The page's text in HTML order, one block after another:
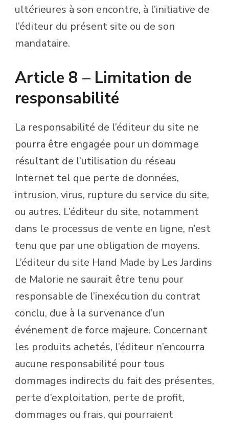
ultérieures à son encontre, à l’initiative de
l’éditeur du présent site ou de son
mandataire.
Article 8 – Limitation de
responsabilité
La responsabilité de l’éditeur du site ne
pourra être engagée pour un dommage
résultant de l’utilisation du réseau
Internet tel que perte de données,
intrusion, virus, rupture du service du site,
ou autres. L’éditeur du site, notamment
dans le processus de vente en ligne, n’est
tenu que par une obligation de moyens.
L’éditeur du site Hand Made by Les Jardins
de Malorie ne saurait être tenu pour
responsable de l’inexécution du contrat
conclu, due à la survenance d’un
événement de force majeure. Concernant
les produits achetés, l’éditeur n’encourra
aucune responsabilité pour tous
dommages indirects du fait des présentes,
perte d’exploitation, perte de profit,
dommages ou frais, qui pourraient